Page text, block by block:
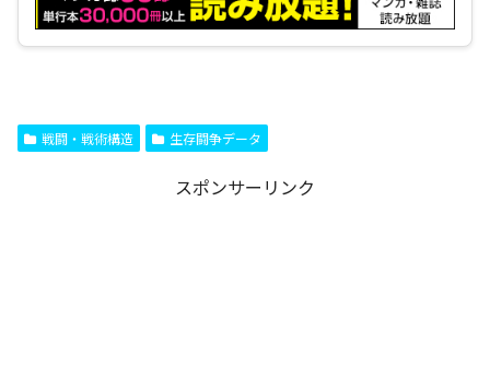
戦闘・戦術構造 生存闘争データ
スポンサーリンク